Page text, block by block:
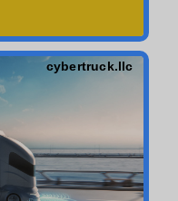
cybertruck.llc